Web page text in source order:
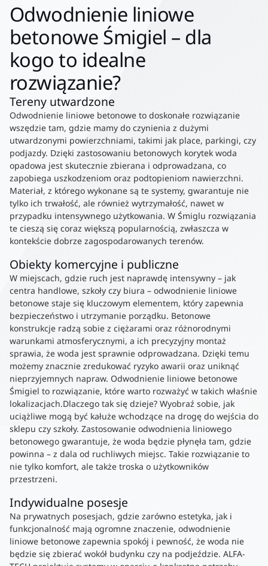
Odwodnienie liniowe
betonowe Śmigiel – dla
kogo to idealne
rozwiązanie?
Tereny utwardzone
Odwodnienie liniowe betonowe to doskonałe rozwiązanie
wszędzie tam, gdzie mamy do czynienia z dużymi
utwardzonymi powierzchniami, takimi jak place, parkingi, czy
podjazdy. Dzięki zastosowaniu betonowych korytek woda
opadowa jest skutecznie zbierana i odprowadzana, co
zapobiega uszkodzeniom oraz podtopieniom nawierzchni.
Materiał, z którego wykonane są te systemy, gwarantuje nie
tylko ich trwałość, ale również wytrzymałość, nawet w
przypadku intensywnego użytkowania. W Śmiglu rozwiązania
te cieszą się coraz większą popularnością, zwłaszcza w
kontekście dobrze zagospodarowanych terenów.
Obiekty komercyjne i publiczne
W miejscach, gdzie ruch jest naprawdę intensywny – jak
centra handlowe, szkoły czy biura – odwodnienie liniowe
betonowe staje się kluczowym elementem, który zapewnia
bezpieczeństwo i utrzymanie porządku. Betonowe
konstrukcje radzą sobie z ciężarami oraz różnorodnymi
warunkami atmosferycznymi, a ich precyzyjny montaż
sprawia, że woda jest sprawnie odprowadzana. Dzięki temu
możemy znacznie zredukować ryzyko awarii oraz uniknąć
nieprzyjemnych napraw. Odwodnienie liniowe betonowe
Śmigiel to rozwiązanie, które warto rozważyć w takich właśnie
lokalizacjach.Dlaczego tak się dzieje? Wyobraź sobie, jak
uciążliwe mogą być kałuże wchodzące na drogę do wejścia do
sklepu czy szkoły. Zastosowanie odwodnienia liniowego
betonowego gwarantuje, że woda będzie płynęła tam, gdzie
powinna – z dala od ruchliwych miejsc. Takie rozwiązanie to
nie tylko komfort, ale także troska o użytkowników
przestrzeni.
Indywidualne posesje
Na prywatnych posesjach, gdzie zarówno estetyka, jak i
funkcjonalność mają ogromne znaczenie, odwodnienie
liniowe betonowe zapewnia spokój i pewność, że woda nie
będzie się zbierać wokół budynku czy na podjeździe. ALFA-